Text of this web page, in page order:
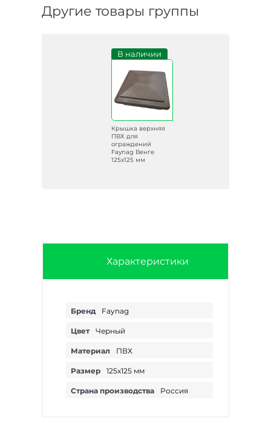
Другие товары группы
В наличии
Крышка верхняя
ПВХ для
ограждений
Faynag Венге
125х125 мм
Характеристики
Бренд Faynag
Цвет Черный
Материал ПВХ
Размер 125х125 мм
Страна производства Россия